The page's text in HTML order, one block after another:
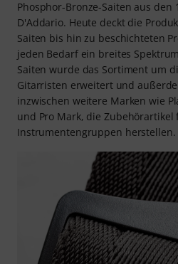
Phosphor-Bronze-Saiten aus den
D'Addario. Heute deckt die
Saiten bis hin zu beschichteten
jeden Bedarf ein breites
Saiten wurde das Sortiment um
Gitarristen erweitert und
inzwischen weitere Marken wie
und Pro Mark, die Zubehörartikel
Instrumentengruppen herstellen.